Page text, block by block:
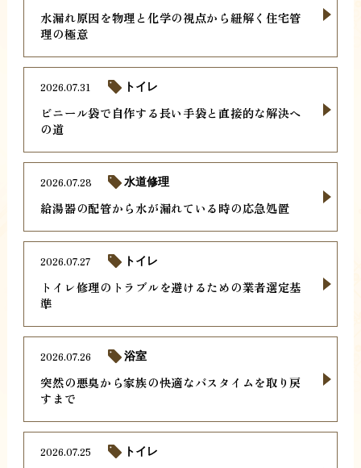
水漏れ原因を物理と化学の視点から紐解く住宅管
理の極意
ビニール袋で自作する長い手袋と直接的な解決へ
の道
2026.07.31 トイレ
給湯器の配管から水が漏れている時の応急処置
2026.07.28 水道修理
トイレ修理のトラブルを避けるための業者選定基
準
2026.07.27 トイレ
突然の悪臭から家族の快適なバスタイムを取り戻
すまで
2026.07.26 浴室
2026.07.25 トイレ